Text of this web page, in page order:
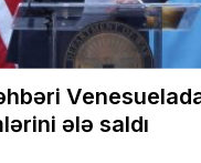
ələ saldı